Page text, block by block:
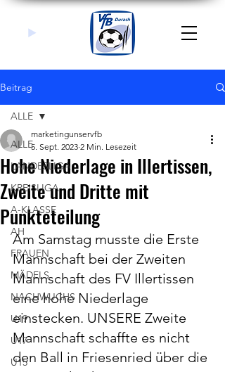
Beitrag
ALLE
LANDESLIGA
KREISLIGA
A-KLASSE
AH
FRAUEN
MÄDELS
NACHWUCHS
U19
U17
U15
ALLE
Hohe Niederlage in Illertissen,
Zweite und Dritte mit
Punkteteilung
marketingunservfb
5. Sept. 2023 2 Min. Lesezeit
Am Samstag musste die Erste
Mannschaft bei der Zweiten
Mannschaft des FV Illertissen
eine hohe Niederlage
einstecken. UNSERE Zweite
Mannschaft schaffte es nicht
den Ball in Friesenried über die